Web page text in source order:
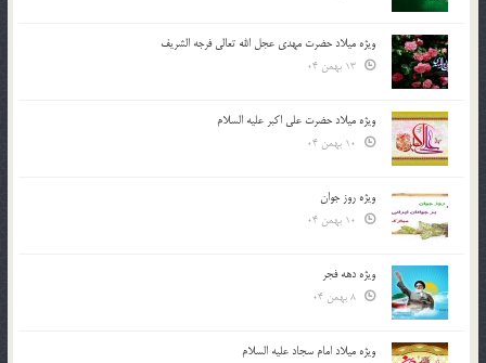
ویژه میلاد حضرت مهدی عجل الله تعالی فرجه الشريف
ویژه میلاد حضرت علی اکبر علیه السلام
ویژه روز جوان
ویژه دهه فجر
ویژه میلاد امام سجاد علیه السلام